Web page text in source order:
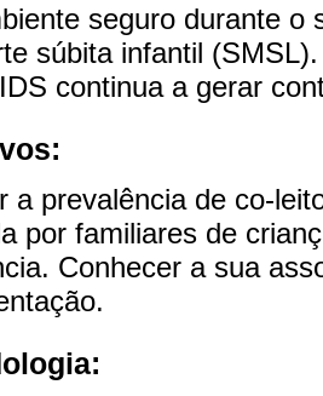
seguro durante o
súbita infantil
continua a gerar
a prevalência de co-
por familiares de
Conhecer a sua